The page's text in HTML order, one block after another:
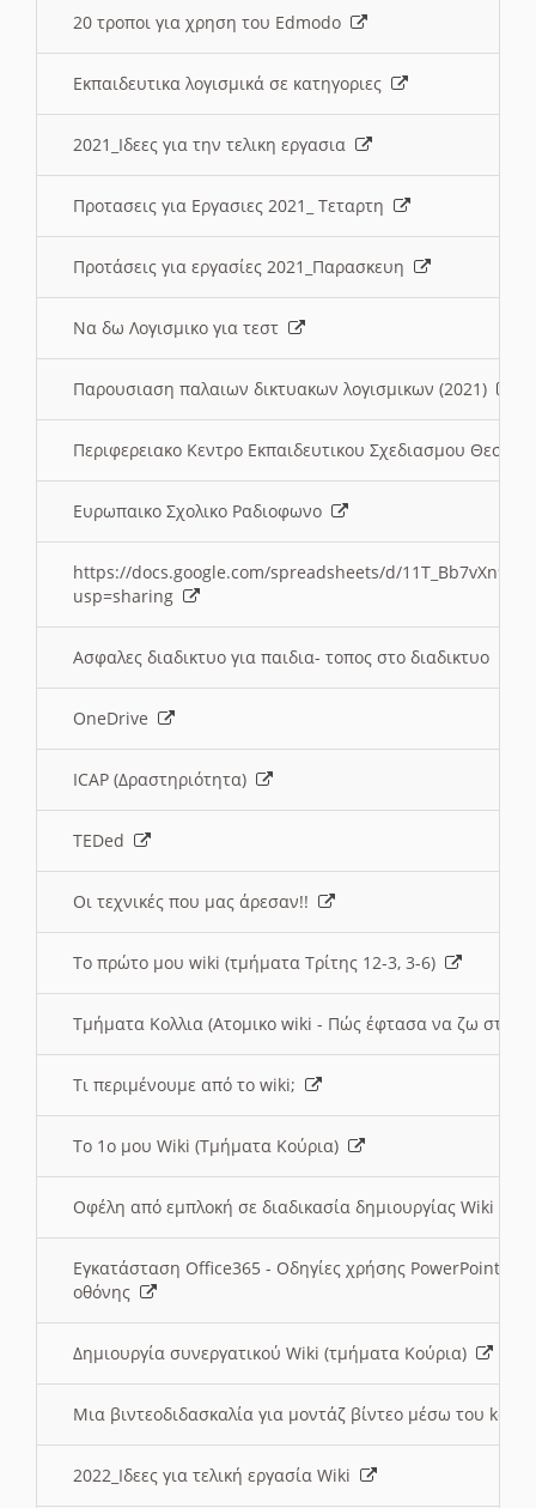
20 τροποι για χρηση του Edmodo
Εκπαιδευτικα λογισμικά σε κατηγοριες
2021_Ιδεες για την τελικη εργασια
Προτασεις για Εργασιες 2021_ Τεταρτη
Προτάσεις για εργασίες 2021_Παρασκευη
Να δω Λογισμικο για τεστ
Παρουσιαση παλαιων δικτυακων λογισμικων (2021)
Περιφερειακο Κεντρο Εκπαιδευτικου Σχεδιασμου
Ευρωπαικο Σχολικο Ραδιοφωνο
https://docs.google.com/spreadsheets/d/
usp=sharing
Ασφαλες διαδικτυο για παιδια- τοπος στο διαδικτυο
OneDrive
ICAP (Δραστηριότητα)
TEDed
Οι τεχνικές που μας άρεσαν!!
Το πρώτο μου wiki (τμήματα Τρίτης 12-3, 3-6)
Τμήματα Κολλια (Ατομικο wiki - Πώς έφτασα να ζω στην
Τι περιμένουμε από το wiki;
Το 1ο μου Wiki (Τμήματα Κούρια)
Οφέλη από εμπλοκή σε διαδικασία δημιουργίας Wiki
Εγκατάσταση Office365 - Οδηγίες χρήσης PowerPoint
οθόνης
Δημιουργία συνεργατικού Wiki (τμήματα Κούρια)
Μια βιντεοδιδασκαλία για μοντάζ βίντεο μέσω του
2022_Ιδεες για τελική εργασία Wiki